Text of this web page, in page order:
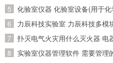
关于仪器仪表的技术资料在
很多网站啊，比如说，工控网，仪
网，等等，可以关注下我们，美国
计/密度计，液位开关，在线水分
公司招聘工程力学专业的
验室化验仪器和试剂的清单
化验室仪器 化验室设备(用于
验的必备装备)
力辰科技实验室 力辰科技多模
怎么安装？怎么操作？
扑灭电气火灾用什么灭火器 电
用什么灭火器灭火
实验室仪器管理软件 需要管理